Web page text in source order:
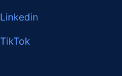
Linkedin
TikTok